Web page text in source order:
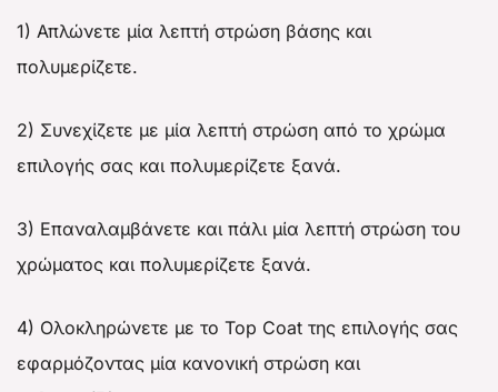
1) Απλώνετε μία λεπτή στρώση βάσης και
πολυμερίζετε.
2) Συνεχίζετε με μία λεπτή στρώση από το χρώμα
επιλογής σας και πολυμερίζετε ξανά.
3) Επαναλαμβάνετε και πάλι μία λεπτή στρώση του
χρώματος και πολυμερίζετε ξανά.
4) Ολοκληρώνετε με το Top Coat της επιλογής σας
εφαρμόζοντας μία κανονική στρώση και